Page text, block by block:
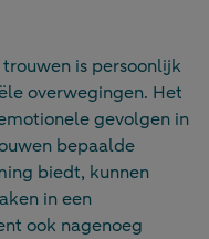
is persoonlijk
overwegingen. Het
gevolgen in
bepaalde
biedt, kunnen
in een
ook nagenoeg